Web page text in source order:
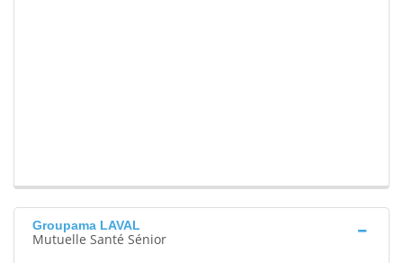
Groupama LAVAL
Mutuelle Santé Sénior